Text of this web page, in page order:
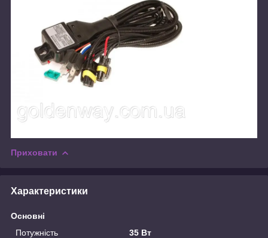
Приховати
Характеристики
Основні
Потужність
35 Вт